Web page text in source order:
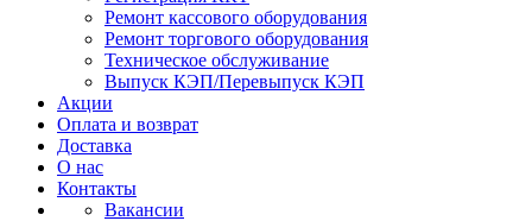
Ремонт кассового оборудования
Ремонт торгового оборудования
Техническое обслуживание
Выпуск КЭП/Перевыпуск КЭП
Акции
Оплата и возврат
Доставка
О нас
Контакты
Вакансии